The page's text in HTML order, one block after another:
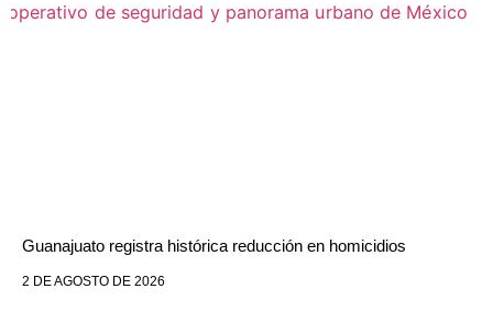
Guanajuato registra histórica reducción en homicidios
2 DE AGOSTO DE 2026